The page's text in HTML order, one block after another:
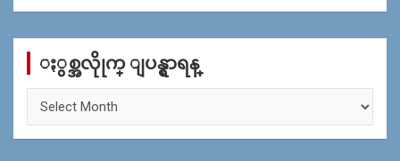
c
ႏွစ္အလိုုက္ ျပန္ရွာရန္